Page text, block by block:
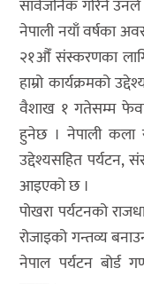
सार्वजनिक गरिने
नेपाली नयाँ वर्षका
२१औँ संस्करणका लागि
हाम्रो कार्यक्रमको
वैशाख १ गतेसम्म
हुनेछ । नेपाली कला
उद्देश्यसहित पर्यटन,
आइएको छ ।
पोखरा पर्यटनको
रोजाइको गन्तव्य
नेपाल पर्यटन बोर्ड